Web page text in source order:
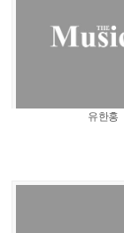
유한홍